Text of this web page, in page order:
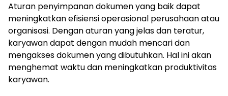
Aturan penyimpanan dokumen yang baik dapat
meningkatkan efisiensi operasional perusahaan atau
organisasi. Dengan aturan yang jelas dan teratur,
karyawan dapat dengan mudah mencari dan
mengakses dokumen yang dibutuhkan. Hal ini akan
menghemat waktu dan meningkatkan produktivitas
karyawan.